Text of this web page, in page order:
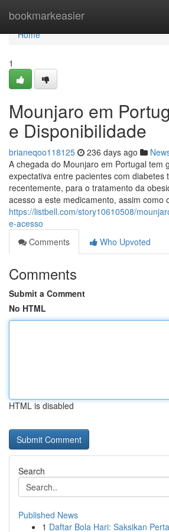
bookmarkeasier
Home
Home
1
Mounjaro em
e Disponibilidade
brianeqoo118125 236 days ago
A chegada do Mounjaro em Portugal tem
expectativa entre pacientes com diabetes
recentemente, para o tratamento da
acesso a este medicamento, assim como
https://listbell.com/story10610508/
e-acesso
Comments
Who Upvoted
Comments
Submit a Comment
No HTML
HTML is disabled
Search
Published News
1 Daftar Bola Hari: Saksikan